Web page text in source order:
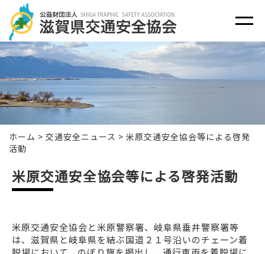
ホーム > 交通安全ニュース > 米原交通安全協会等による啓発
活動
米原交通安全協会等による啓発活動
米原交通安全協会と米原警察署、岐阜県垂井警察署等
は、滋賀県と岐阜県を結ぶ国道２１号沿いのチェーン着